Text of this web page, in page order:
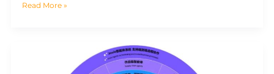
Read More »